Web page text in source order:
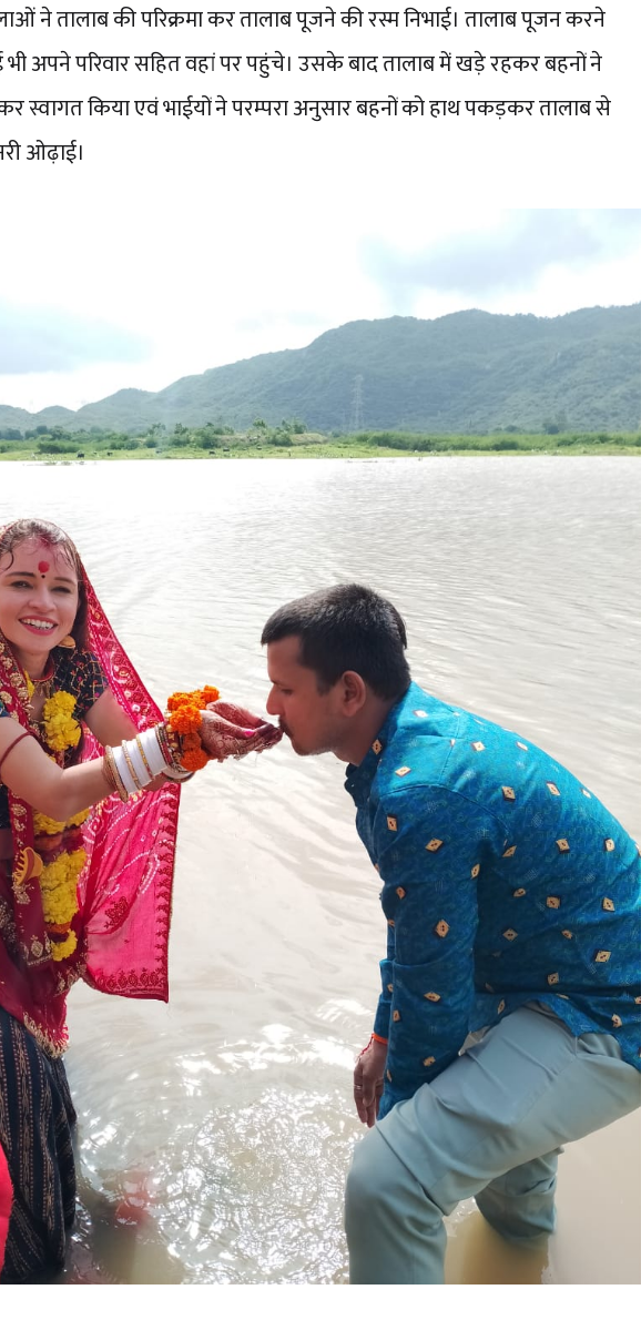
ने तालाब की परिक्रमा कर तालाब पूजने की रस्म निभाई। तालाब पूजन करने
अपने परिवार सहित वहां पर पहुंचे। उसके बाद तालाब में खड़े रहकर बहनों ने
स्वागत किया एवं भाईयों ने परम्परा अनुसार बहनों को हाथ पकड़कर तालाब से
ओढ़ाई।